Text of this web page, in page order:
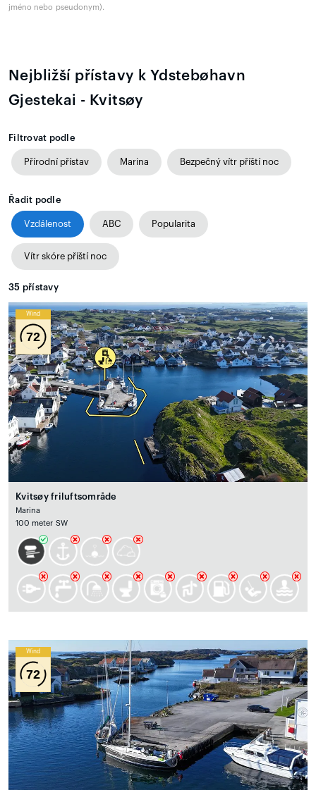
jméno nebo pseudonym).
Nejbližší přístavy k Ydstebøhavn
Gjestekai - Kvitsøy
Filtrovat podle
Přírodní přístav Marina Bezpečný vítr příští noc
Řadit podle
Vzdálenost ABC Popularita
Vítr skóre příští noc
35 přístavy
Wind
72
Kvitsøy friluftsområde
Marina
100 meter SW
Wind
72